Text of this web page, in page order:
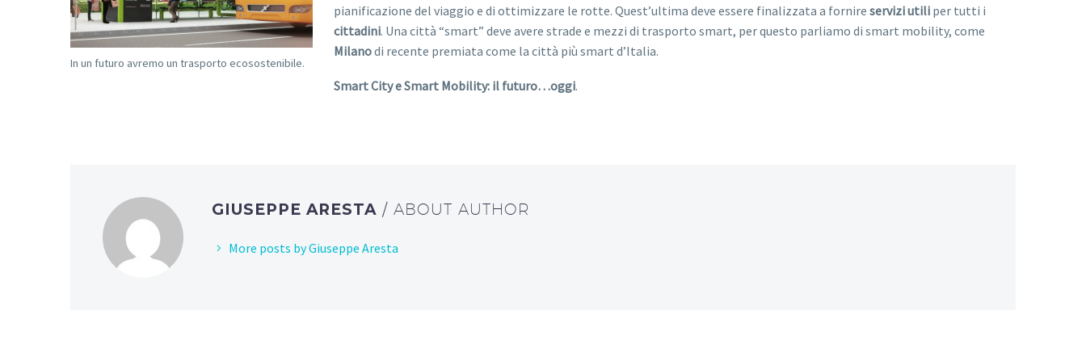
In un futuro avremo un trasporto ecosostenibile.
pianificazione del viaggio e di ottimizzare le rotte. Quest’ultima deve essere finalizzata a fornire servizi utiliper tutti i
cittadini. Una città “smart” deve avere strade e mezzi di trasporto smart, per questo parliamo di smart mobility, come
Milanodi recente premiata come la città più smart d’Italia.
Smart City e Smart Mobility: il futuro…oggi.
GIUSEPPE ARESTA/ ABOUT AUTHOR
More posts by Giuseppe Aresta